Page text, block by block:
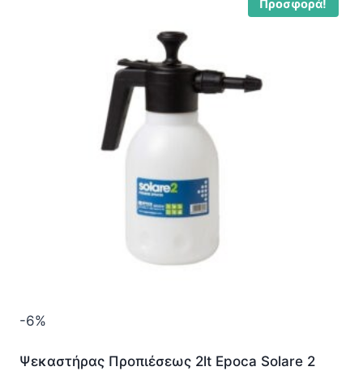
Προσφορά!
-6%
Ψεκαστήρας Προπιέσεως 2lt Epoca Solare 2